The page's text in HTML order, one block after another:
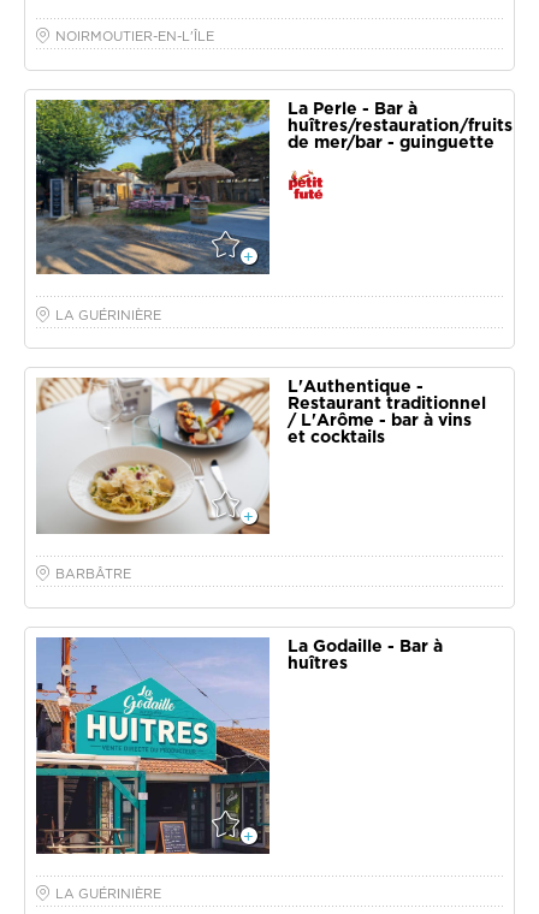
Aujourd'hui Effacer Fermer
NOIRMOUTIER-EN-L'ÎLE
La Perle - Bar à
huîtres/restauration/fruits
de mer/bar - guinguette
LA GUÉRINIÈRE
L'Authentique -
Restaurant traditionnel
/ L'Arôme - bar à vins
et cocktails
BARBÂTRE
La Godaille - Bar à
huîtres
LA GUÉRINIÈRE